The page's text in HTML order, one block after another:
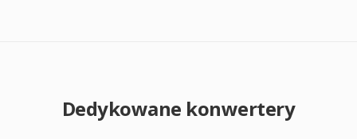
Dedykowane konwertery